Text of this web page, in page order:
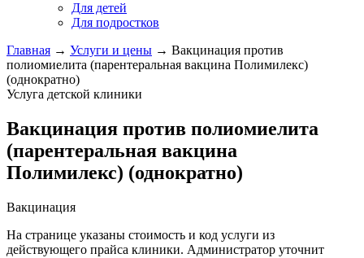
Для детей
Для подростков
Главная → Услуги и цены → Вакцинация против
полиомиелита (парентеральная вакцина Полимилекс)
(однократно)
Услуга детской клиники
Вакцинация против полиомиелита
(парентеральная вакцина
Полимилекс) (однократно)
Вакцинация
На странице указаны стоимость и код услуги из
действующего прайса клиники. Администратор уточнит